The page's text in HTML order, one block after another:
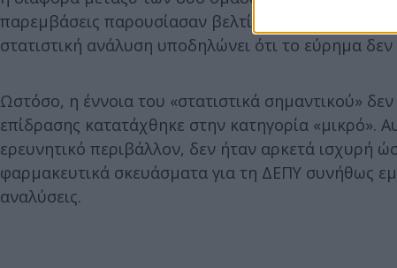
παρεμβάσεις παρουσίασαν βελτίωση στα
στατιστική ανάλυση υποδηλώνει ότι το εύρημα δεν
Ωστόσο, η έννοια του «στατιστικά σημαντικού»
επίδρασης κατατάχθηκε στην κατηγορία «μικρό».
ερευνητικό περιβάλλον, δεν ήταν αρκετά ισχυρή
φαρμακευτικά σκευάσματα για τη ΔΕΠΥ συνήθως
αναλύσεις.